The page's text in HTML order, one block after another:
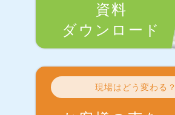
資料
ダウンロード
現場はどう変わる？